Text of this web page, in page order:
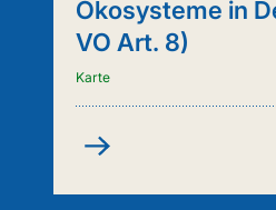
Ökosysteme in
VO Art. 8)
Karte
Kartenanwendung
Städtische